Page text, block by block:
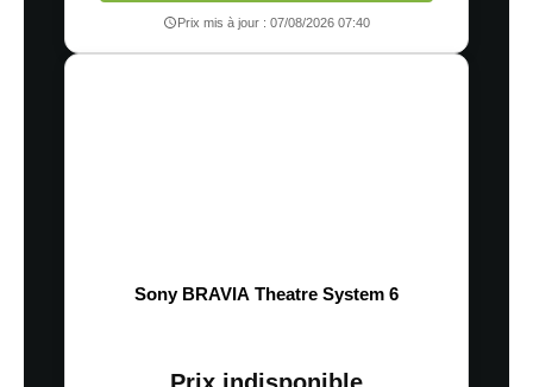
Prix mis à jour : 07/08/2026 07:40
Sony BRAVIA Theatre System 6